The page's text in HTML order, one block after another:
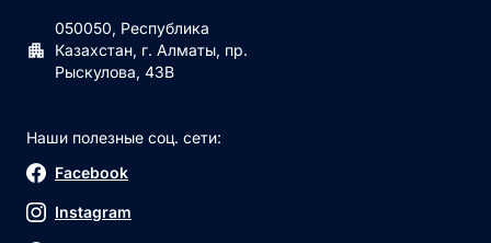
050050, Республика
Казахстан, г. Алматы, пр.
Рыскулова, 43В
Наши полезные соц. сети:
Facebook
Instagram